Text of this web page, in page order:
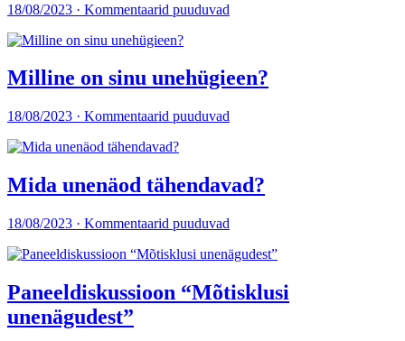
18/08/2023 · Kommentaarid puuduvad
Milline on sinu unehügieen?
18/08/2023 · Kommentaarid puuduvad
Mida unenäod tähendavad?
18/08/2023 · Kommentaarid puuduvad
Paneeldiskussioon “Mõtisklusi
unenägudest”